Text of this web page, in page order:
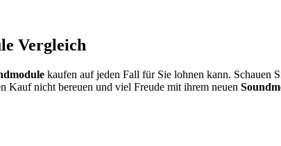
Vergleich
kaufen auf jeden Fall für Sie lohnen kann. Schauen
Kauf nicht bereuen und viel Freude mit ihrem neuen